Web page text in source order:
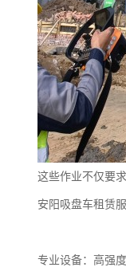
这些作业不仅要
安阳吸盘车租赁
专业设备：高强